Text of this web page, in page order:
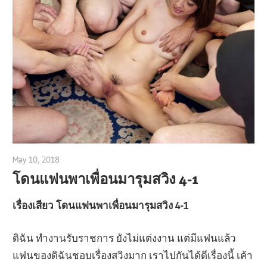
May 10, 2018
โดนแฟนพาเพื่อนมารุมสวิง 4-1
เรื่องเสียว โดนแฟนพาเพื่อนมารุมสวิง 4-1
ดิฉัน ทำงานรับราชการ ยังไม่แต่งงาน แต่มีแฟนแล้ว
แฟนของดิฉันชอบเรื่องสวิงมาก เราไปกันได้ดีเรื่องนี้ เค้า